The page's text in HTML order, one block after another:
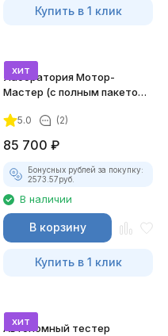
Купить в 1 клик
хит
Лаборатория Мотор-
Мастер (с полным пакетом
5.0 (2)
85 700 ₽
Бонусных рублей за покупку:
2573.57руб.
В наличии
В корзину
Купить в 1 клик
хит
Автономный тестер